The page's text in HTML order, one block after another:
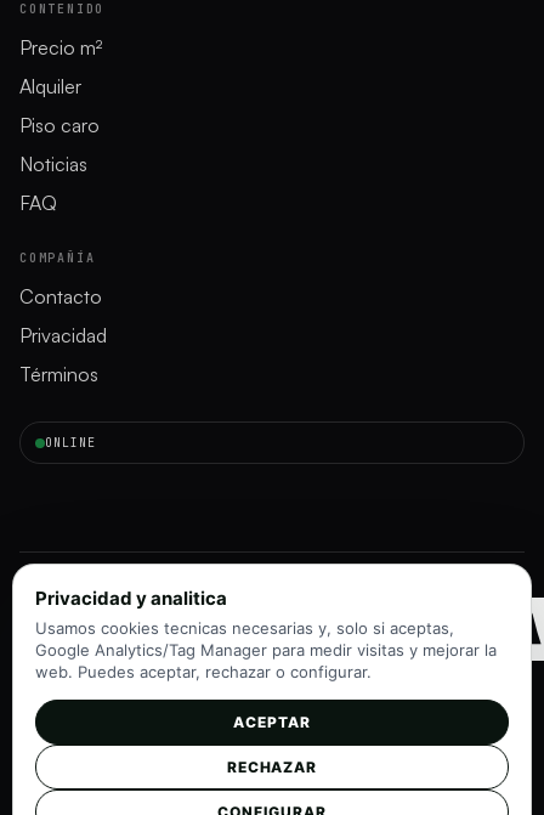
CONTENIDO
Precio m²
Alquiler
Piso caro
Noticias
FAQ
COMPAÑÍA
Contacto
Privacidad
Términos
ONLINE
Instagram
TikTok
©2026InmoRadar
v1.0 · Navegadores modernos
Privacidad y analitica
Usamos cookies tecnicas necesarias y, solo si aceptas,
Google Analytics/Tag Manager para medir visitas y mejorar la
web. Puedes aceptar, rechazar o configurar.
ACEPTAR
RECHAZAR